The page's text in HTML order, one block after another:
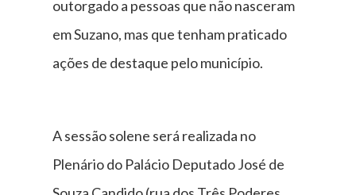
outorgado a pessoas que não nasceram
em Suzano, mas que tenham praticado
ações de destaque pelo município.
A sessão solene será realizada no
Plenário do Palácio Deputado José de